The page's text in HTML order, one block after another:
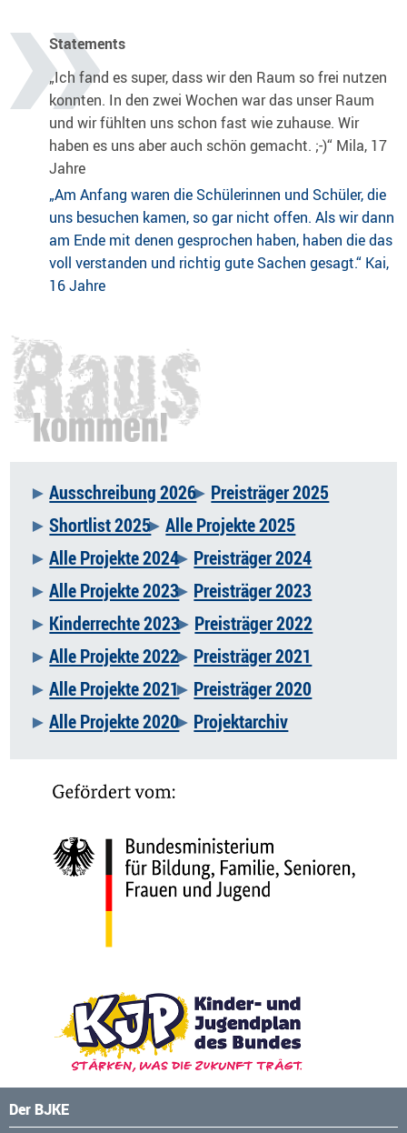
Statements
„Ich fand es super, dass wir den Raum so frei nutzen
konnten. In den zwei Wochen war das unser Raum
und wir fühlten uns schon fast wie zuhause. Wir
haben es uns aber auch schön gemacht. ;-)“ Mila, 17
Jahre
„Am Anfang waren die Schülerinnen und Schüler, die
uns besuchen kamen, so gar nicht offen. Als wir dann
am Ende mit denen gesprochen haben, haben die das
voll verstanden und richtig gute Sachen gesagt.“ Kai,
16 Jahre
Navigation
überspringen
Ausschreibung 2026
Preisträger 2025
Shortlist 2025 Alle Projekte 2025
Alle Projekte 2024
Preisträger 2024
Alle Projekte 2023
Preisträger 2023
Kinderrechte 2023
Preisträger 2022
Alle Projekte 2022
Preisträger 2021
Alle Projekte 2021
Preisträger 2020
Alle Projekte 2020
Projektarchiv
Der BJKE